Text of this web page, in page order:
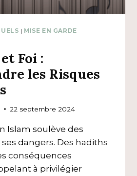
| MISE EN GARDE
Foi :
les Risques
22 septembre 2024
Islam soulève des
dangers. Des hadiths
conséquences
à privilégier